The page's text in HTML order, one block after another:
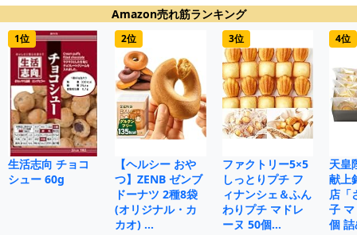
Amazon売れ筋ランキング
1位
生活志向 チョコ
シュー 60g
2位
【ヘルシー おや
つ】ZENB ゼンブ
ドーナツ 2種8袋
(オリジナル・カ
カオ) …
3位
ファクトリー5×5
しっとりプチ フ
ィナンシェ＆ふん
わりプチ マドレ
ーヌ 50個…
4位
天皇
献上
店「
子
個